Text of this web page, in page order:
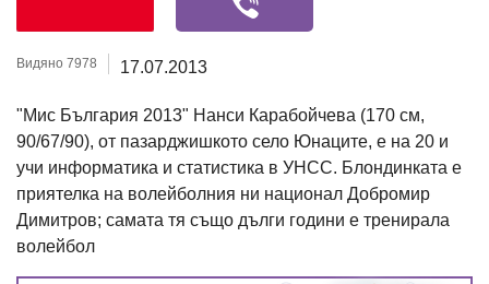
Видяно 7978 17.07.2013
"Мис България 2013" Нанси Карабойчева (170 см,
90/67/90), от пазарджишкото село Юнаците, е на 20 и
учи информатика и статистика в УНСС. Блондинката е
приятелка на волейболния ни национал Добромир
Димитров; самата тя също дълги години е тренирала
волейбол